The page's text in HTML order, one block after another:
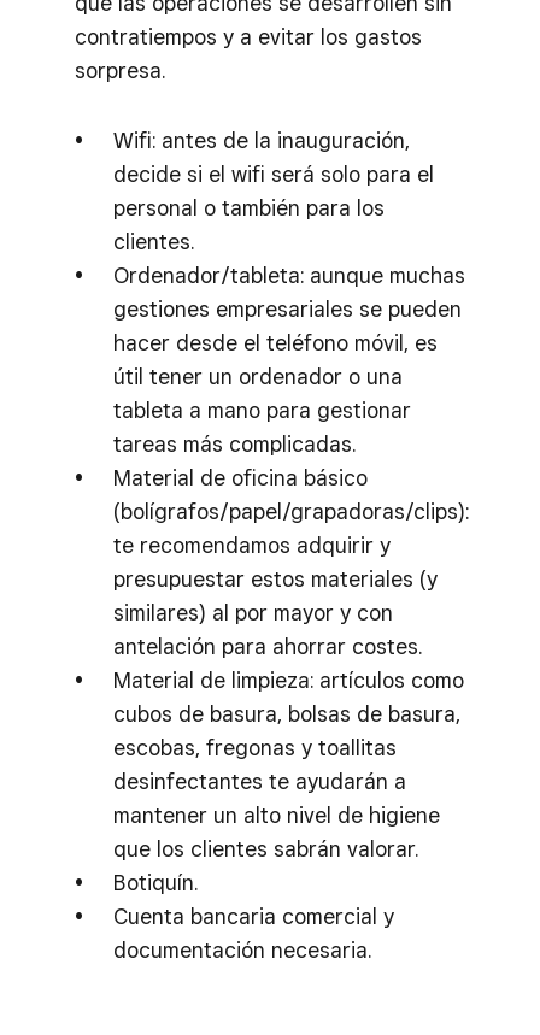
contratiempos y a evitar los gastos
sorpresa.
Wifi: antes de la inauguración,
decide si el wifi será solo para el
personal o también para los
clientes.
Ordenador/tableta: aunque muchas
gestiones empresariales se pueden
hacer desde el teléfono móvil, es
útil tener un ordenador o una
tableta a mano para gestionar
tareas más complicadas.
Material de oficina básico
(bolígrafos/papel/grapadoras/clips):
te recomendamos adquirir y
presupuestar estos materiales (y
similares) al por mayor y con
antelación para ahorrar costes.
Material de limpieza: artículos como
cubos de basura, bolsas de basura,
escobas, fregonas y toallitas
desinfectantes te ayudarán a
mantener un alto nivel de higiene
que los clientes sabrán valorar.
Botiquín.
Cuenta bancaria comercial y
documentación necesaria.